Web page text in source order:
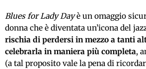
Blues for Lady Dayè un omaggio
donna che è diventata un’icona del
rischia di perdersi in mezzo a tanti
celebrarla in maniera più completa,
(a tal proposito vale la pena di